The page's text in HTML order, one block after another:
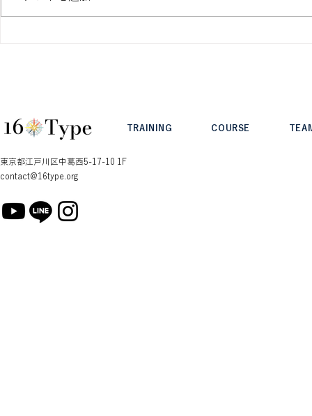
TRAINING COURSE
東京都江戸川区中葛西5-17-10 1F
contact@16type.org